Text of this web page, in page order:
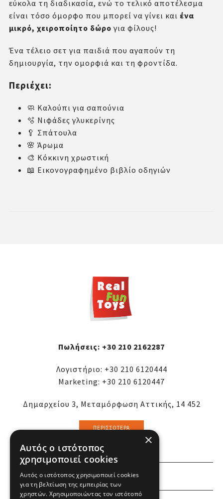
εύκολα τη διαδικασία, ενώ το τελικό αποτέλεσμα
είναι τόσο όμορφο που μπορεί να γίνει και ένα
μικρό, χειροποίητο δώρο για φίλους!
Ένα τέλειο σετ για παιδιά που αγαπούν τη
δημιουργία, την ομορφιά και τη φροντίδα.
Περιέχει:
🧼 Καλούπι για σαπούνια
🫧 Νιφάδες γλυκερίνης
🥄 Σπάτουλα
🌸 Άρωμα
🎨 Κόκκινη χρωστική
📖 Εικονογραφημένο βιβλίο οδηγιών
Πωλήσεις: +30 210 2162287
Λογιστήριο: +30 210 6120444
Marketing: +30 210 6120447
Δημαρχείου 3, Μεταμόρφωση Αττικής, 14 452
ΠΕΡΙΣΣΌΤΕΡΑ
ΕΜΕΙΣ
×
Αυτός ο ιστότοπος
χρησιμοποιεί cookies
Αυτός ο ιστότοπος χρησιμοποιεί cookies
για τη βελτίωση της εμπειρίας των
χρηστών. Χρησιμοποιώντας τον ιστότοπό